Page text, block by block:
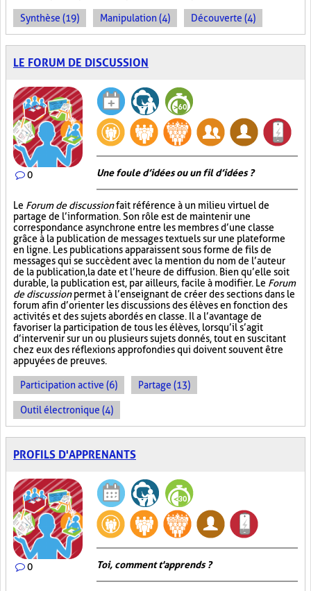
Synthèse (19) Manipulation (4) Découverte (4)
LE FORUM DE DISCUSSION
0 Une foule d’idées ou un fil d’idées ?
Le Forum de discussionfait référence à un milieu virtuel de
partage de l’information. Son rôle est de maintenir une
correspondance asynchrone entre les membres d’une classe
grâce à la publication de messages textuels sur une plateforme
en ligne. Les publications apparaissent sous forme de fils de
messages qui se succèdent avec la mention du nom de l’auteur
de la publication, la date et l’heure de diffusion. Bien qu’elle soit
durable, la publication est, par ailleurs, facile à modifier. Le Forum
de discussionpermet à l’enseignant de créer des sections dans le
forum afin d’orienter les discussions des élèves en fonction des
activités et des sujets abordés en classe. Il a l’avantage de
favoriser la participation de tous les élèves, lorsqu’il s’agit
d’intervenir sur un ou plusieurs sujets donnés, tout en suscitant
chez eux des réflexions approfondies qui doivent souvent être
appuyées de preuves.
Participation active (6) Partage (13)
Outil électronique (4)
PROFILS D'APPRENANTS
0 Toi, comment t'apprends ?